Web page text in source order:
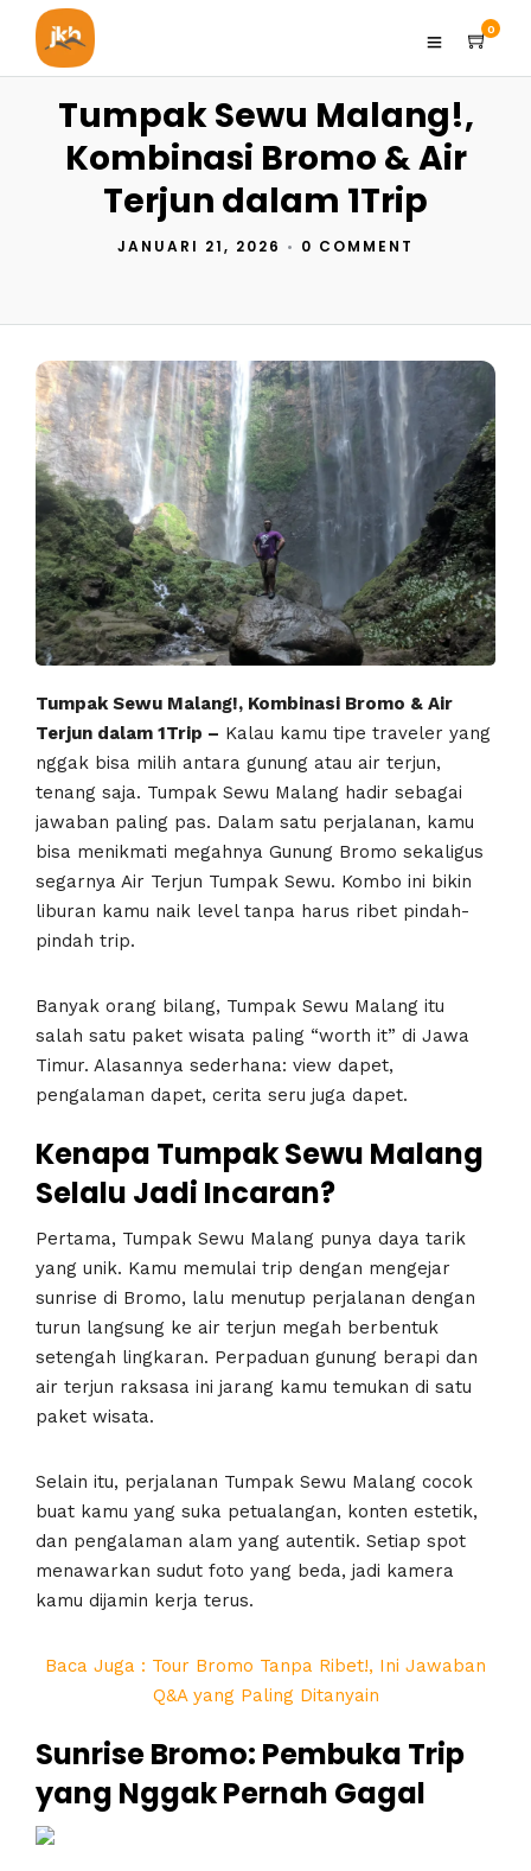
0
Tumpak Sewu Malang!,
Kombinasi Bromo & Air
Terjun dalam 1Trip
JANUARI 21, 2026 • 0 COMMENT
Tumpak Sewu Malang!, Kombinasi Bromo & Air
Terjun dalam 1Trip – Kalau kamu tipe traveler yang
nggak bisa milih antara gunung atau air terjun,
tenang saja. Tumpak Sewu Malang hadir sebagai
jawaban paling pas. Dalam satu perjalanan, kamu
bisa menikmati megahnya Gunung Bromo sekaligus
segarnya Air Terjun Tumpak Sewu. Kombo ini bikin
liburan kamu naik level tanpa harus ribet pindah-
pindah trip.
Banyak orang bilang, Tumpak Sewu Malang itu
salah satu paket wisata paling “worth it” di Jawa
Timur. Alasannya sederhana: view dapet,
pengalaman dapet, cerita seru juga dapet.
Kenapa Tumpak Sewu Malang
Selalu Jadi Incaran?
Pertama, Tumpak Sewu Malang punya daya tarik
yang unik. Kamu memulai trip dengan mengejar
sunrise di Bromo, lalu menutup perjalanan dengan
turun langsung ke air terjun megah berbentuk
setengah lingkaran. Perpaduan gunung berapi dan
air terjun raksasa ini jarang kamu temukan di satu
paket wisata.
Selain itu, perjalanan Tumpak Sewu Malang cocok
buat kamu yang suka petualangan, konten estetik,
dan pengalaman alam yang autentik. Setiap spot
menawarkan sudut foto yang beda, jadi kamera
kamu dijamin kerja terus.
Baca Juga : Tour Bromo Tanpa Ribet!, Ini Jawaban
Q&A yang Paling Ditanyain
Sunrise Bromo: Pembuka Trip
yang Nggak Pernah Gagal